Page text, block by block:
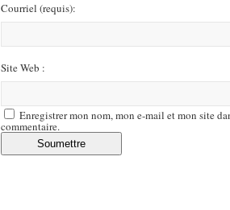
Courriel (requis):
Site Web :
Enregistrer mon nom, mon e-mail et mon site
commentaire.